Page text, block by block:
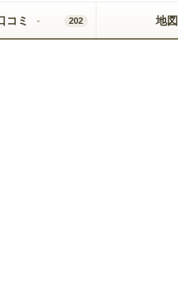
コミ 202 地図